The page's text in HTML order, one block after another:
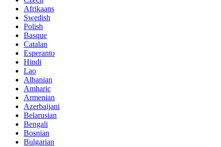
Afrikaans
Swedish
Polish
Basque
Catalan
Esperanto
Hindi
Lao
Albanian
Amharic
Armenian
Azerbaijani
Belarusian
Bengali
Bosnian
Bulgarian